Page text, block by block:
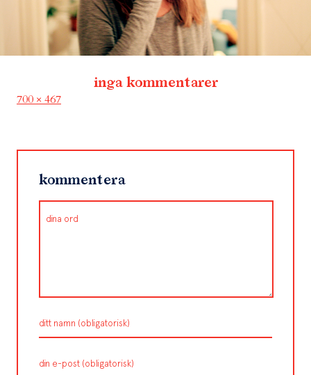
inga kommentarer
Full
700 × 467
kommentera